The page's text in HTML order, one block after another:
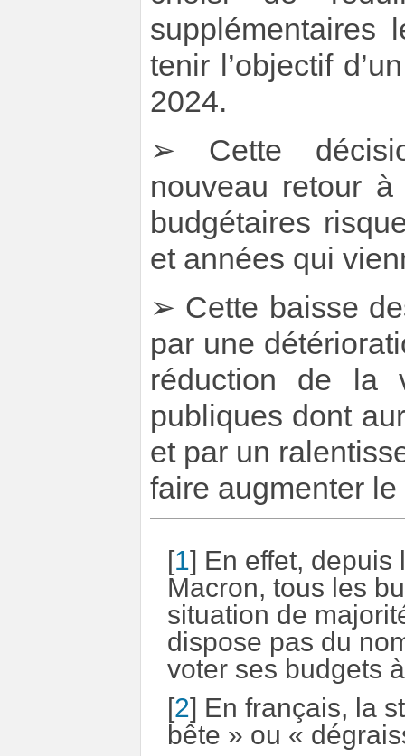
supplémentaires
tenir l’objectif
2024.
➢ Cette
nouveau retour
budgétaires
et années qui
➢ Cette baisse
par une
réduction de la
publiques dont
et par un
faire augmenter
[1] En effet, depuis
Macron, tous les
situation de
dispose pas du
voter ses budgets
[2] En français, la
bête » ou «